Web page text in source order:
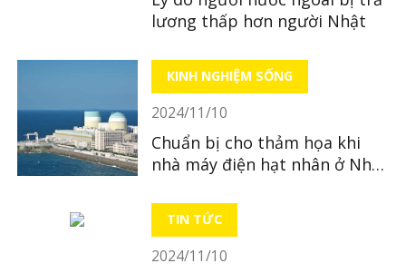
lương thấp hơn người Nhật
KINH NGHIỆM SỐNG
2024/11/10
Chuẩn bị cho thảm họa khi
nhà máy điện hạt nhân ở Nhật
TIN TỨC
2024/11/10